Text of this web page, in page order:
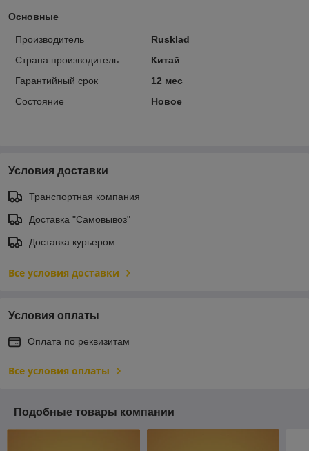
Основные
Производитель
Rusklad
Страна производитель
Китай
Гарантийный срок
12 мес
Состояние
Новое
Условия доставки
Транспортная компания
Доставка "Самовывоз"
Доставка курьером
Все условия доставки
Условия оплаты
Оплата по реквизитам
Все условия оплаты
Подобные товары компании